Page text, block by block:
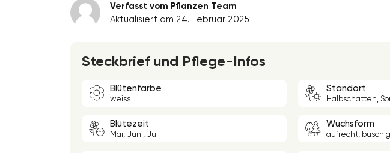
Verfasst vom Pflanzen Team
Aktualisiert am 24. Februar 2025
Steckbrief und Pflege-Infos
Blütenfarbe
weiss
Standort
Halbschatten,
Blütezeit
Mai, Juni, Juli
Wuchsform
aufrecht, buschig